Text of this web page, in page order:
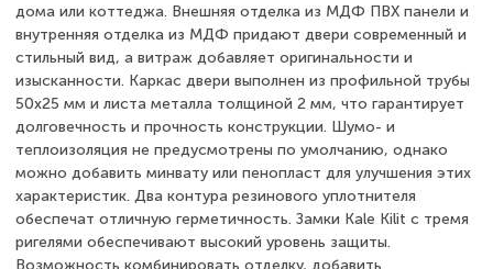
дома или коттеджа. Внешняя отделка из МДФ ПВХ панели и
внутренняя отделка из МДФ придают двери современный и
стильный вид, а витраж добавляет оригинальности и
изысканности. Каркас двери выполнен из профильной трубы
50х25 мм и листа металла толщиной 2 мм, что гарантирует
долговечность и прочность конструкции. Шумо- и
теплоизоляция не предусмотрены по умолчанию, однако
можно добавить минвату или пенопласт для улучшения этих
характеристик. Два контура резинового уплотнителя
обеспечат отличную герметичность. Замки Kale Kilit с тремя
ригелями обеспечивают высокий уровень защиты.
Возможность комбинировать отделку, добавить